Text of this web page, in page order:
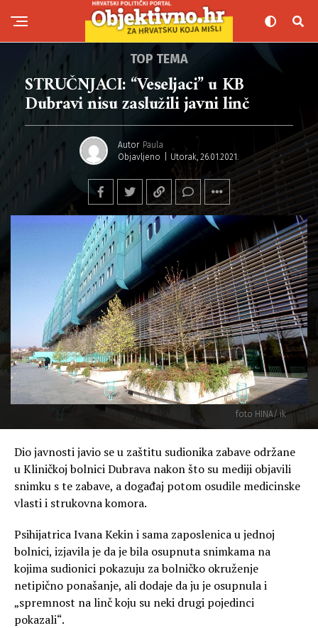
foto HINA/ ik
TOP TEMA
STRUČNJACI: “Veseljaci” u KB
Dubravi nisu zaslužili javni linč
Autor Paula
Objavljeno
Utorak, 26.01.2021.
Dio javnosti javio se u zaštitu sudionika zabave održane
u Kliničkoj bolnici Dubrava nakon što su mediji objavili
snimku s te zabave, a događaj potom osudile medicinske
vlasti i strukovna komora.
Psihijatrica Ivana Kekin i sama zaposlenica u jednoj
bolnici, izjavila je da je bila osupnuta snimkama na
kojima sudionici pokazuju za bolničko okruženje
netipično ponašanje, ali dodaje da ju je osupnula i
„spremnost na linč koju su neki drugi pojedinci
pokazali“.